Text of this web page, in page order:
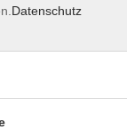
Datenschutz